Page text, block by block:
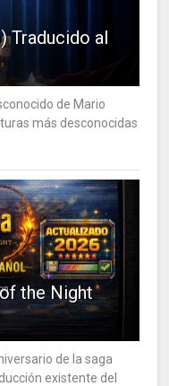
Traducido al
de Mario
más desconocidas
the Night
de la saga
existente del